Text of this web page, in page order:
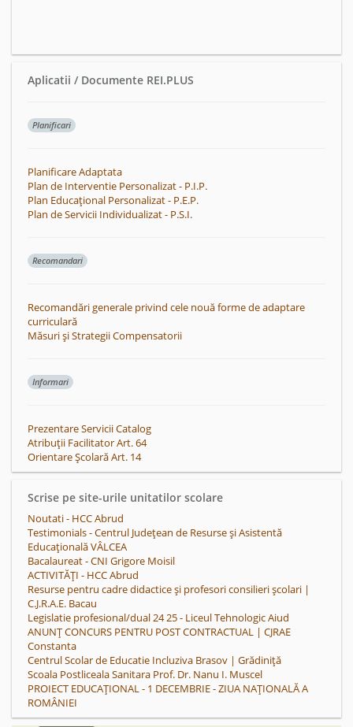
Aplicatii / Documente REI.PLUS
Planificari
Planificare Adaptata
Plan de Interventie Personalizat - P.I.P.
Plan Educațional Personalizat - P.E.P.
Plan de Servicii Individualizat - P.S.I.
Recomandari
Recomandări generale privind cele nouă forme de adaptare
curriculară
Măsuri și Strategii Compensatorii
Informari
Prezentare Servicii Catalog
Atribuții Facilitator Art. 64
Orientare Școlară Art. 14
Scrise pe site-urile unitatilor scolare
Noutati - HCC Abrud
Testimonials - Centrul Județean de Resurse și Asistentă
Educațională VÂLCEA
Bacalaureat - CNI Grigore Moisil
ACTIVITĂȚI - HCC Abrud
Resurse pentru cadre didactice și profesori consilieri școlari |
C.J.R.A.E. Bacau
Legislatie profesional/dual 24 25 - Liceul Tehnologic Aiud
ANUNȚ CONCURS PENTRU POST CONTRACTUAL | CJRAE
Constanta
Centrul Scolar de Educatie Incluziva Brasov | Grădiniţă
Scoala Postliceala Sanitara Prof. Dr. Nanu I. Muscel
PROIECT EDUCAȚIONAL - 1 DECEMBRIE - ZIUA NAȚIONALĂ A
ROMÂNIEI